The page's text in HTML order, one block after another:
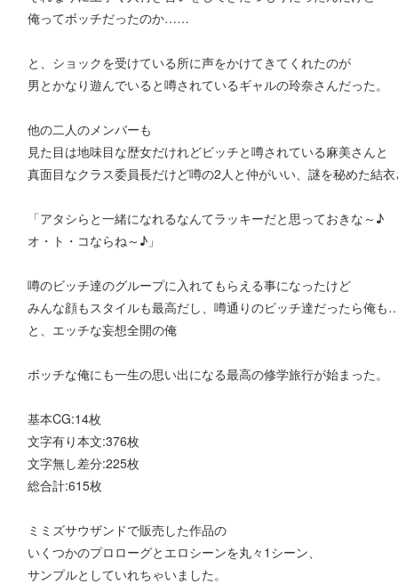
俺ってボッチだったのか……
と、ショックを受けている所に声をかけてきてくれたのが
男とかなり遊んでいると噂されているギャルの玲奈さんだった。
他の二人のメンバーも
見た目は地味目な歴女だけれどビッチと噂されている麻美さんと
真面目なクラス委員長だけど噂の2人と仲がいい、謎を秘めた結
「アタシらと一緒になれるなんてラッキーだと思っておきな～♪
オ・ト・コならね～♪」
噂のビッチ達のグループに入れてもらえる事になったけど
みんな顔もスタイルも最高だし、噂通りのビッチ達だったら俺
と、エッチな妄想全開の俺
ボッチな俺にも一生の思い出になる最高の修学旅行が始まった。
基本CG:14枚
文字有り本文:376枚
文字無し差分:225枚
総合計:615枚
ミミズサウザンドで販売した作品の
いくつかのプロローグとエロシーンを丸々1シーン、
サンプルとしていれちゃいました。